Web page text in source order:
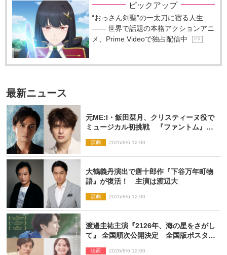
ピックアップ
“おっさん剣聖”の一太刀に宿る人生
―― 世界で話題の本格アクションアニ
メ、Prime Videoで独占配信中
P R
最新ニュース
元ME:I・飯田栞月、クリスティーヌ役で
ミュージカル初挑戦 『ファントム』
演劇 2026/8/6 12:00
大鶴義丹演出で唐十郎作『下谷万年町物
語』が復活！ 主演は渡辺大
演劇 2026/8/6 12:00
渡邊圭祐主演『2126年、海の星をさがし
て』 全国順次公開決定 全国版ポスター
映画 2026/8/6 12:00